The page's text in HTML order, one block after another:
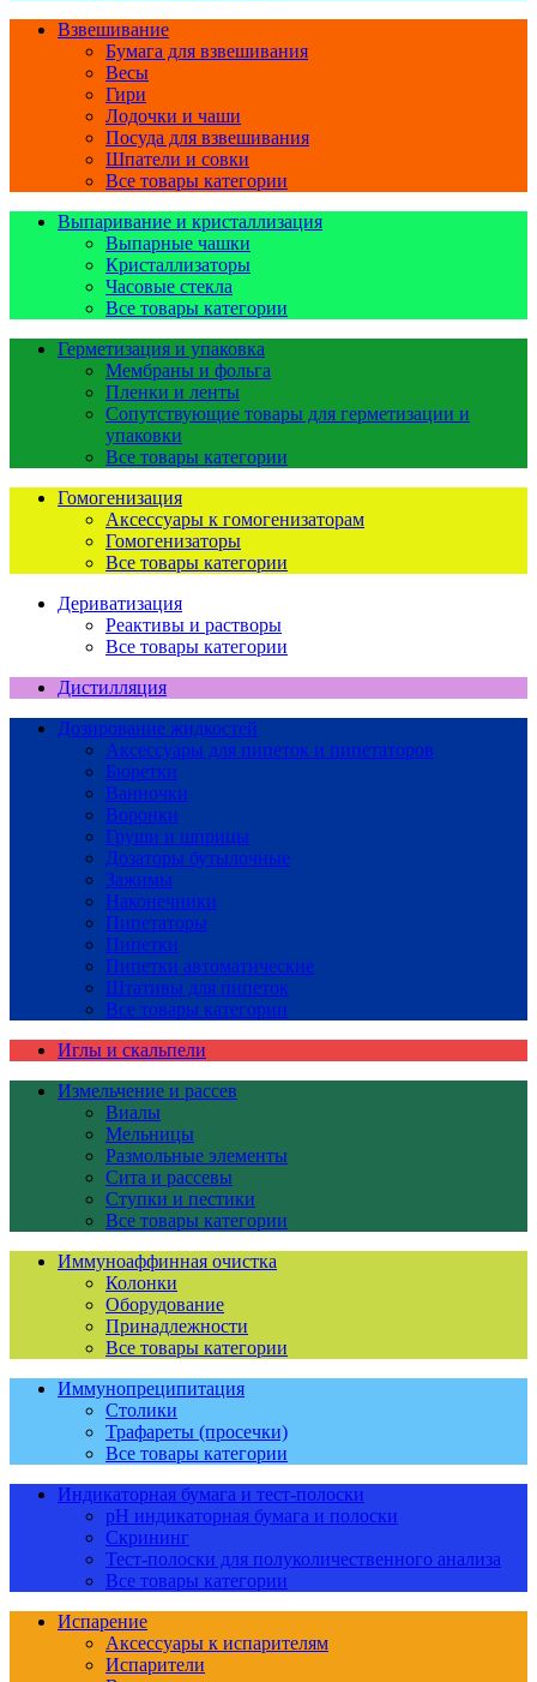
Взвешивание
Бумага для взвешивания
Весы
Гири
Лодочки и чаши
Посуда для взвешивания
Шпатели и совки
Все товары категории
Выпаривание и кристаллизация
Выпарные чашки
Кристаллизаторы
Часовые стекла
Все товары категории
Герметизация и упаковка
Мембраны и фольга
Пленки и ленты
Сопутствующие товары для герметизации и
упаковки
Все товары категории
Гомогенизация
Аксессуары к гомогенизаторам
Гомогенизаторы
Все товары категории
Дериватизация
Реактивы и растворы
Все товары категории
Дистилляция
Дозирование жидкостей
Аксессуары для пипеток и пипетаторов
Бюретки
Ванночки
Воронки
Груши и шприцы
Дозаторы бутылочные
Зажимы
Наконечники
Пипетаторы
Пипетки
Пипетки автоматические
Штативы для пипеток
Все товары категории
Иглы и скальпели
Измельчение и рассев
Виалы
Мельницы
Размольные элементы
Сита и рассевы
Ступки и пестики
Все товары категории
Иммуноаффинная очистка
Колонки
Оборудование
Принадлежности
Все товары категории
Иммунопреципитация
Столики
Трафареты (просечки)
Все товары категории
Индикаторная бумага и тест-полоски
pH индикаторная бумага и полоски
Скрининг
Тест-полоски для полуколичественного анализа
Все товары категории
Испарение
Аксессуары к испарителям
Испарители